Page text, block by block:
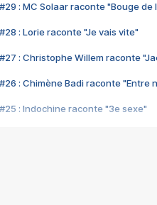
#29 : MC Solaar raconte "Bouge de
#28 : Lorie raconte "Je vais vite"
#27 : Christophe Willem raconte
#26 : Chimène Badi raconte "Entre
#25 : Indochine raconte "3e sexe"